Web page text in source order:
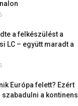
a felkészülést a
LC – együtt maradt a
Európa felett? Ezért
szabadulni a kontinens